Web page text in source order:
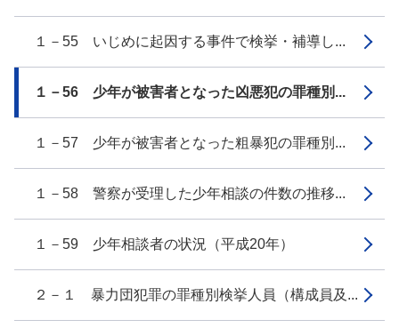
１－55 いじめに起因する事件で検挙・補導し...
１－56 少年が被害者となった凶悪犯の罪種別...
１－57 少年が被害者となった粗暴犯の罪種別...
１－58 警察が受理した少年相談の件数の推移...
１－59 少年相談者の状況（平成20年）
２－１ 暴力団犯罪の罪種別検挙人員（構成員及...